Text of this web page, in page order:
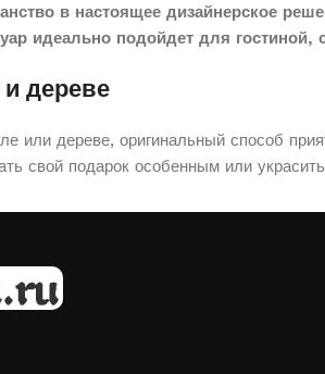
в настоящее дизайнерское
идеально подойдет для
дереве
или дереве, оригинальный способ
свой подарок особенным или